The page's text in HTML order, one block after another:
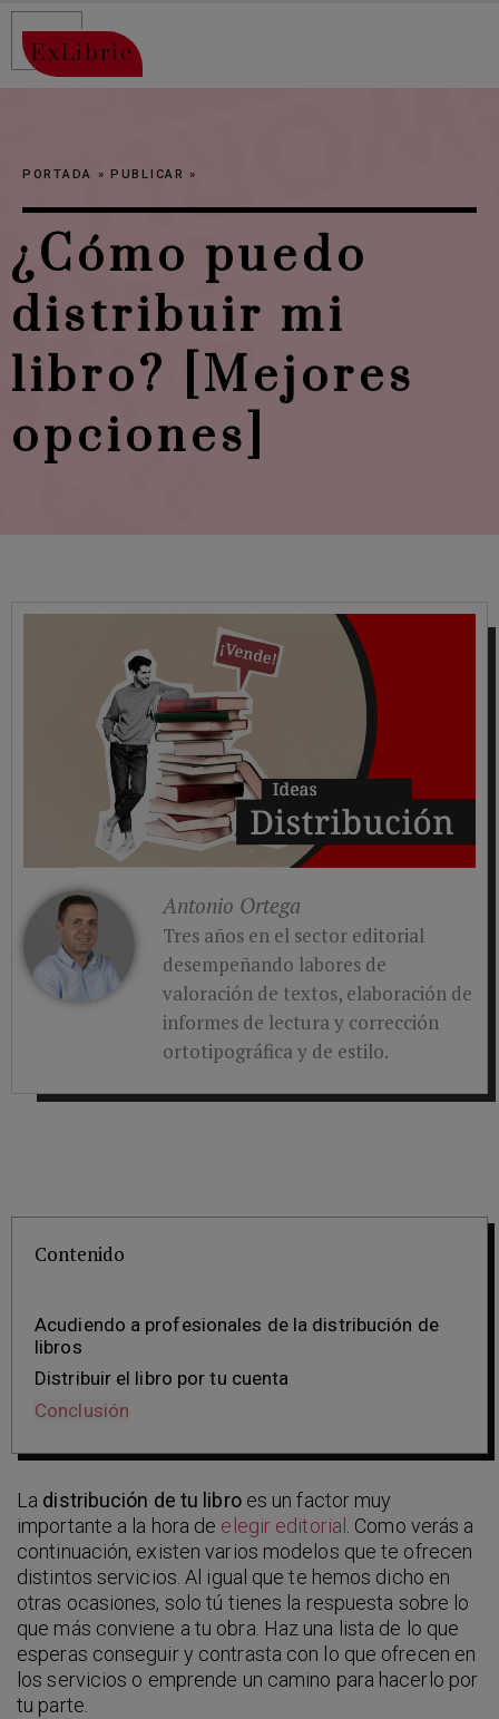
ExLibric
¿Cómo puedo
distribuir mi
libro? [Mejores
opciones]
PORTADA »PUBLICAR »
Antonio Ortega
Tres años en el sector editorial
desempeñando labores de
valoración de textos, elaboración de
informes de lectura y corrección
ortotipográfica y de estilo.
Contenido
Acudiendo a profesionales de la distribución de
libros
Distribuir el libro por tu cuenta
Conclusión
La distribución de tu libroes un factor muy
importante a la hora de elegir editorial . Como verás a
continuación, existen varios modelos que te ofrecen
distintos servicios. Al igual que te hemos dicho en
otras ocasiones, solo tú tienes la respuesta sobre lo
que más conviene a tu obra. Haz una lista de lo que
esperas conseguir y contrasta con lo que ofrecen en
los servicios o emprende un camino para hacerlo por
tu parte.